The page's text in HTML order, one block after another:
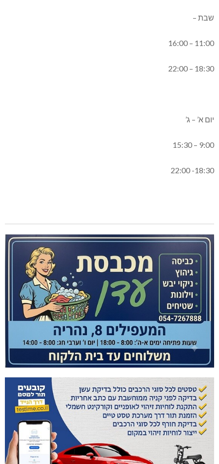
שבת –
11:00 – 16:00
18:30 – 22:00
יום א’ – ג’
9:00 – 15:30
18:30- 22:00